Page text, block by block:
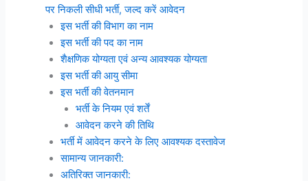
पर निकली सीधी भर्ती, जल्द करें आवेदन
इस भर्ती की विभाग का नाम
इस भर्ती की पद का नाम
शैक्षणिक योग्यता एवं अन्य आवश्यक योग्यता
इस भर्ती की आयु सीमा
इस भर्ती की वेतनमान
भर्ती के नियम एवं शर्तें
आवेदन करने की तिथि
भर्ती में आवेदन करने के लिए आवश्यक दस्तावेज
सामान्य जानकारी:
अतिरिक्त जानकारी: